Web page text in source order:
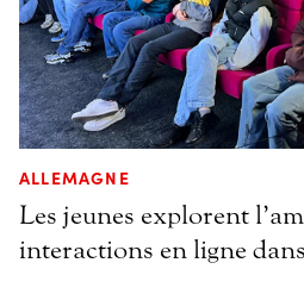
ALLEMAGNE
Les jeunes explorent
interactions en ligne